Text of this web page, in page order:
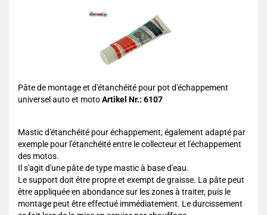
Pâte de montage et d'étanchéité pour pot d'échappement
universel auto et motoArtikel Nr.: 6107
Mastic d'étanchéité pour échappement, également adapté par
exemple pour l'étanchéité entre le collecteur et l'échappement
des motos.
Il s'agit d'une pâte de type mastic à base d'eau.
Le support doit être propre et exempt de graisse. La pâte peut
être appliquée en abondance sur les zones à traiter, puis le
montage peut être effectué immédiatement. Le durcissement